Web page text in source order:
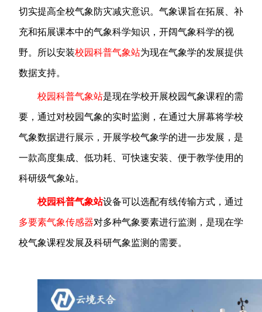
切实提高全校气象防灾减灾意识。气象课旨在拓展、补
充和拓展课本中的气象科学知识，开阔气象科学的视
野。所以安装校园科普气象站为现在气象学的发展提供
数据支持。
校园科普气象站是现在学校开展校园气象课程的需
要，通过对校园气象的实时监测，在通过大屏幕将学校
气象数据进行展示，开展学校气象学的进一步发展，是
一款高度集成、低功耗、可快速安装、便于教学使用的
科研级气象站。
校园科普气象站设备可以选配有线传输方式，通过
多要素气象传感器对多种气象要素进行监测，是现在学
校气象课程发展及科研气象监测的需要。